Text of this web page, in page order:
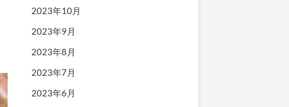
2023年10月
2023年9月
2023年8月
2023年7月
2023年6月